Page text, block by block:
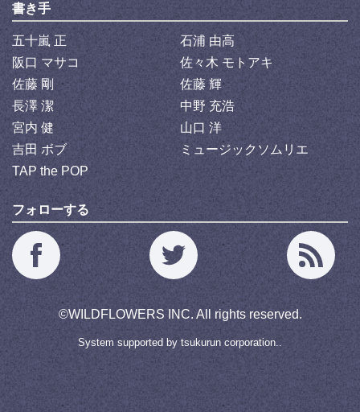
書き手
五十嵐 正
石浦 由高
阪口 マサコ
佐々木 モトアキ
佐藤 剛
佐藤 輝
長澤 潔
中野 充浩
宮内 健
山口 洋
吉田 ボブ
ミュージックソムリエ
TAP the POP
フォローする
©WILDFLOWERS INC. All rights reserved.
System supported by tsukurun corporation..